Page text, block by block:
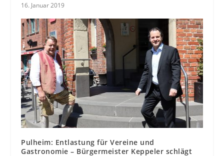
16. Januar 2019
Pulheim: Entlastung für Vereine und
Gastronomie – Bürgermeister Keppeler schlägt